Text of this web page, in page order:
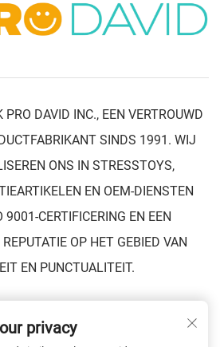
PRO DAVID INC., EEN VERTROUWD
SINDS 1991. WIJ
ONS IN STRESSTOYS,
EN OEM-DIENSTEN
9001-CERTIFICERING EN EEN
OP HET GEBIED VAN
EN PUNCTUALITEIT.
privacy